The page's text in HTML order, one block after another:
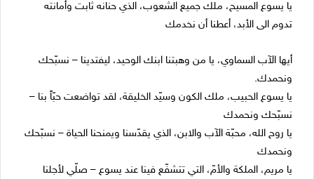
يا يسوع المسيح، ملك جميع الشعوب، الذي حنانه ثابت وأمانته
تدوم الى الأبد، أعطنا أن نخدمك
أيها الآب السماوي، يا من وهبتنا ابنك الوحيد، ليفتدينا – نسبّحك
ونحمدك.
يا يسوع الحبيب، ملك الكون وسيّد الخليقة، لقد تواضعت حبّاً بنا –
نسبّحك ونحمدك
يا روح الله، محبّة الآب والابن، الذي يقدّسنا ويمنحنا الحياة – نسبّحك
ونحمدك
يا مريم، الملكة والأمّ، التي تتشفّع فينا عند يسوع – صلّي لأجلنا